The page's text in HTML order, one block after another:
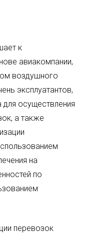
к
авиакомпании,
воздушного
эксплуатантов,
для осуществления
а также
на
по
перевозок